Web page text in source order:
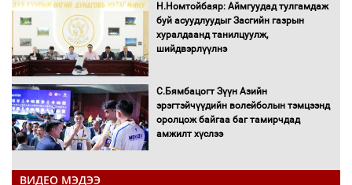
Н.Номтойбаяр: Аймгуудад тулгамдаж
буй асуудлуудыг Засгийн газрын
хуралдаанд танилцуулж,
шийдвэрлүүлнэ
С.Бямбацогт Зүүн Азийн
эрэгтэйчүүдийн волейболын тэмцээнд
оролцож байгаа баг тамирчдад
амжилт хүслээ
ВИДЕО МЭДЭЭ